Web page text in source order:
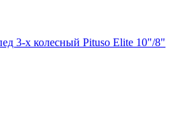
3-х колесный Pituso Elite 10"/8"